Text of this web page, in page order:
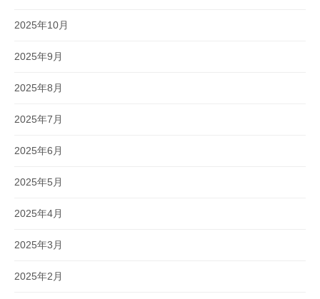
2025年10月
2025年9月
2025年8月
2025年7月
2025年6月
2025年5月
2025年4月
2025年3月
2025年2月